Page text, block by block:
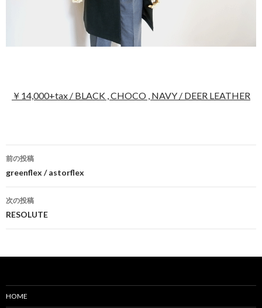
￥14,000+tax / BLACK , CHOCO , NAVY / DEER LEATHER
投
稿
ナ
ゲ
シ
前の投稿
greenflex / astorflex
次の投稿
RESOLUTE
HOME